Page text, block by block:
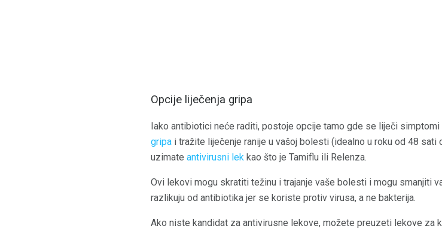
Opcije liječenja gripa
Iako antibiotici neće raditi, postoje opcije tamo gde se liječi simptomi
gripa i tražite liječenje ranije u vašoj bolesti (idealno u roku od 48
uzimate antivirusni lek kao što je Tamiflu ili Relenza.
Ovi lekovi mogu skratiti težinu i trajanje vaše bolesti i mogu smanjiti
razlikuju od antibiotika jer se koriste protiv virusa, a ne bakterija.
Ako niste kandidat za antivirusne lekove, možete preuzeti lekove za